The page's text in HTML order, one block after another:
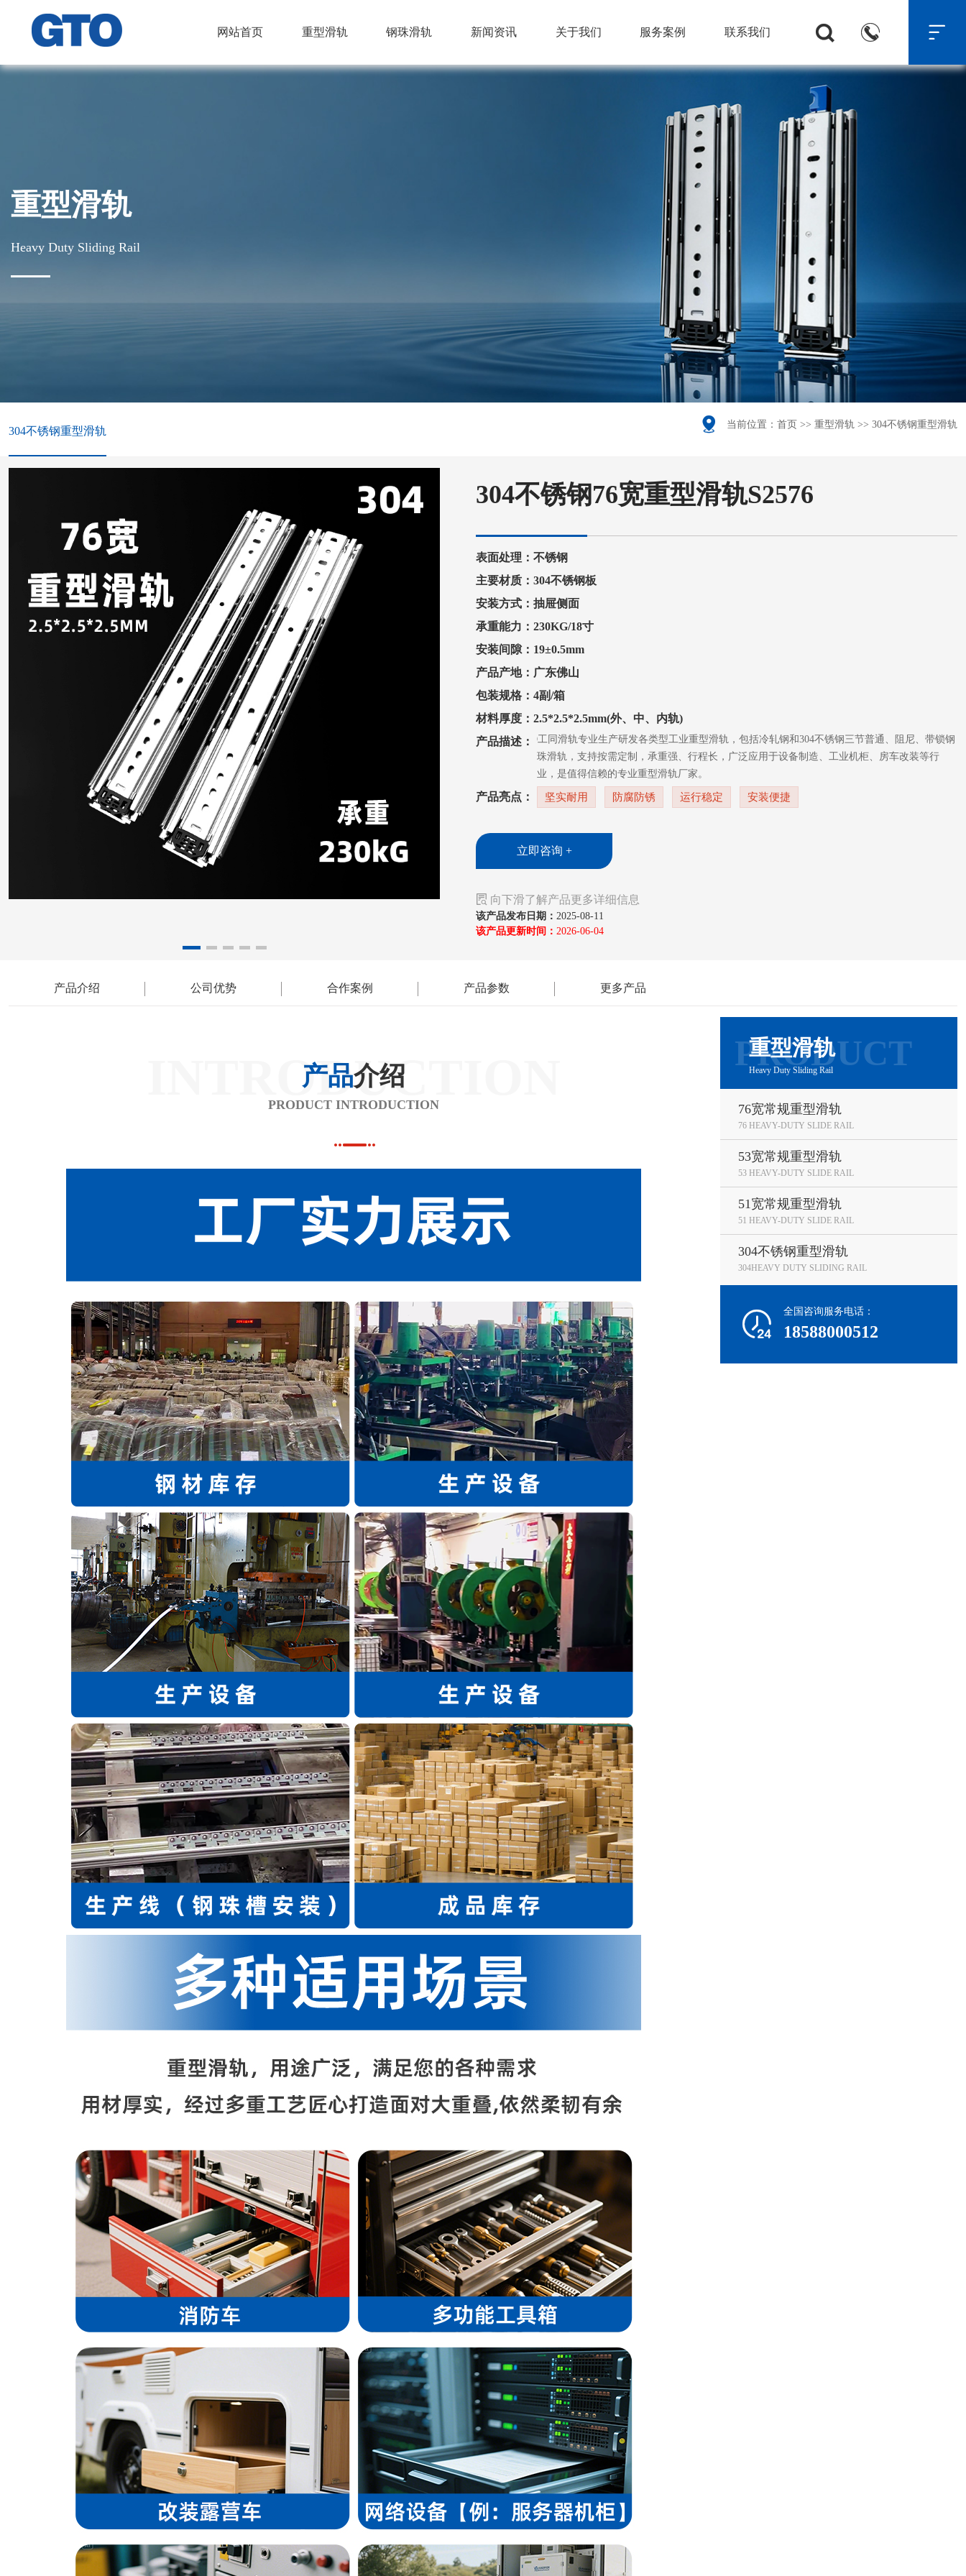
网站首页 重型滑轨 钢珠滑轨 新闻资讯 关于我们 服务案例 联系我们   
重型滑轨
Heavy Duty Sliding Rail
304不锈钢重型滑轨  当前位置： 首页 >> 重型滑轨 >> 304不锈钢重型滑轨
304不锈钢76宽重型滑轨S2576
表面处理：不锈钢
主要材质：304不锈钢板
安装方式：抽屉侧面
承重能力：230KG/18寸
安装间隙：19±0.5mm
产品产地：广东佛山
包装规格：4副/箱
材料厚度：2.5*2.5*2.5mm(外、中、内轨)
产品描述：GTO工同滑轨专业生产研发各类型工业重型滑轨，包括冷轧钢和304不锈钢三节普通、阻尼、带锁钢
珠滑轨，支持按需定制，承重强、行程长，广泛应用于设备制造、工业机柜、房车改装等行
业，是值得信赖的专业重型滑轨厂家。
产品亮点： 坚实耐用 防腐防锈 运行稳定 安装便捷
立即咨询 +
 向下滑了解产品更多详细信息
该产品发布日期： 2025-08-11
该产品更新时间： 2026-06-04
产品介绍 公司优势 合作案例 产品参数 更多产品
INTRODUCTION
产品介绍
PRODUCT INTRODUCTION
重型滑轨
Heavy Duty Sliding Rail
76宽常规重型滑轨
76 HEAVY-DUTY SLIDE RAIL
53宽常规重型滑轨
53 HEAVY-DUTY SLIDE RAIL
51宽常规重型滑轨
51 HEAVY-DUTY SLIDE RAIL
304不锈钢重型滑轨
304HEAVY DUTY SLIDING RAIL
 全国咨询服务电话：
18588000512